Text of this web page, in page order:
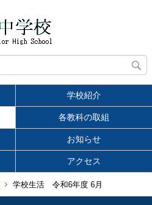
学校紹介
各教科の取組
お知らせ
アクセス
学校生活 令和6年度 6月